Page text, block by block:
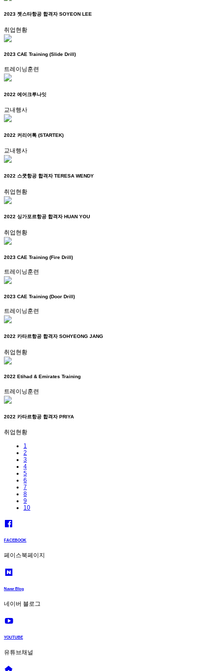
2023 젯스타항공 합격자 SOYEON LEE
취업현황
2023 CAE Training (Slide Drill)
트레이닝훈련
2022 에어크루나잇
교내행사
2022 커리어톡 (STARTEK)
교내행사
2022 스쿳항공 합격자 TERESA WENDY
취업현황
2022 싱가포르항공 합격자 HUAN YOU
취업현황
2023 CAE Training (Fire Drill)
트레이닝훈련
2023 CAE Training (Door Drill)
트레이닝훈련
2022 카타르항공 합격자 SOHYEONG JANG
취업현황
2022 Etihad & Emirates Training
트레이닝훈련
2022 카타르항공 합격자 PRIYA
취업현황
1
2
3
4
5
6
7
8
9
10
FACEBOOK
페이스북페이지
Naver Blog
네이버 블로그
YOUTUBE
유튜브채널